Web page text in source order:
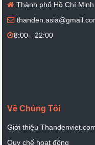
Thành phố Hồ Chí Minh
8:00 - 22:00
Về Chúng Tôi
Giới thiệu
Quy chế hoạt động